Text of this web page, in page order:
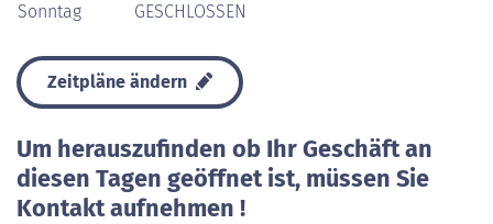
Sonntag
GESCHLOSSEN
Zeitpläne ändern
Um herauszufinden ob Ihr Geschäft an
diesen Tagen geöffnet ist, müssen Sie
Kontakt aufnehmen !